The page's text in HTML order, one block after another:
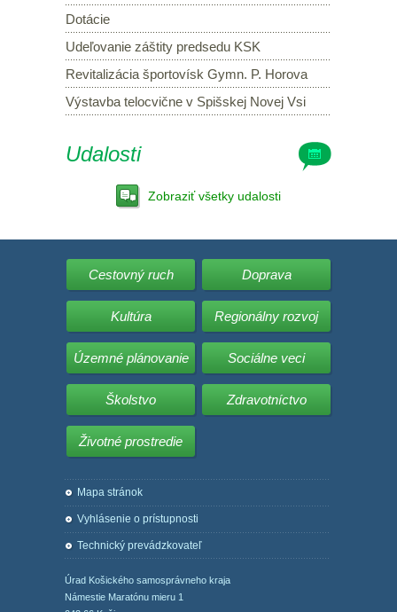
Dotácie
Udeľovanie záštity predsedu KSK
Revitalizácia športovísk Gymn. P. Horova
Výstavba telocvične v Spišskej Novej Vsi
Udalosti
Zobraziť všetky udalosti
Cestovný ruch Doprava
Kultúra Regionálny rozvoj
Územné plánovanie Sociálne veci
Školstvo Zdravotníctvo
Životné prostredie
Mapa stránok
Vyhlásenie o prístupnosti
Technický prevádzkovateľ
Úrad Košického samosprávneho kraja
Námestie Maratónu mieru 1